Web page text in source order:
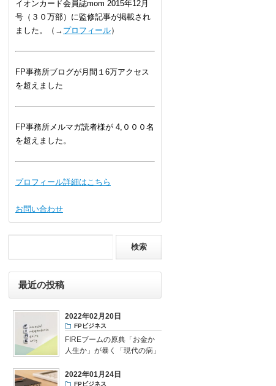
イオンカード会員誌mom 2015年12月
号（３０万部）に監修記事が掲載され
ました。（→ プロフィール）
FP事務所ブログが月間１6万アクセス
を超えました
FP事務所メルマガ読者様が 4,０００名
を超えました。
プロフィール詳細はこちら
お問い合わせ
最近の投稿
2022年02月20日
FPビジネス
FIREブームの原典「お金か
人生か」が暴く「現代の病」
2022年01月24日
FPビジネス